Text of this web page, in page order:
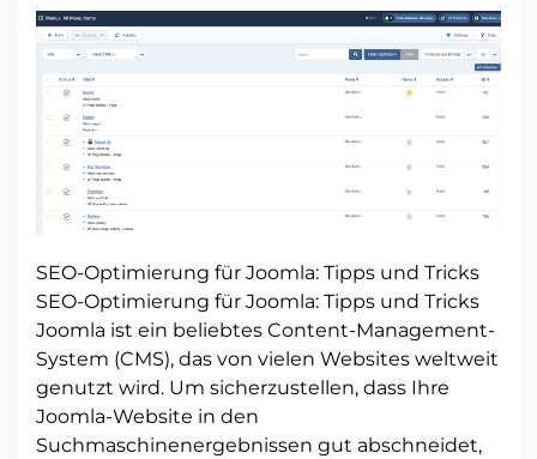
SEO-Optimierung für Joomla: Tipps und Tricks
SEO-Optimierung für Joomla: Tipps und Tricks
Joomla ist ein beliebtes Content-Management-
System (CMS), das von vielen Websites weltweit
genutzt wird. Um sicherzustellen, dass Ihre
Joomla-Website in den
Suchmaschinenergebnissen gut abschneidet,